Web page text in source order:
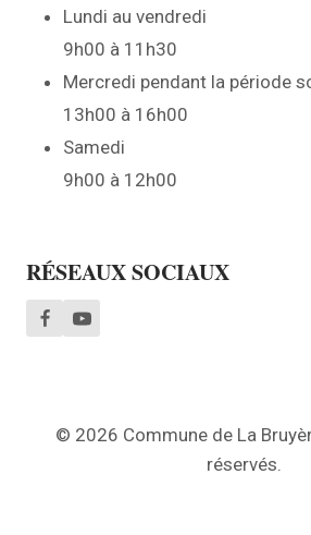
Lundi au vendredi
9h00 à 11h30
Mercredi pendant la période
13h00 à 16h00
Samedi
9h00 à 12h00
RÉSEAUX SOCIAUX
© 2026 Commune de La
réservés.